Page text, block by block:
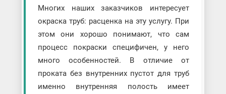
Многих наших заказчиков интересует
окраска труб: расценка на эту услугу. При
этом они хорошо понимают, что сам
процесс покраски специфичен, у него
много особенностей. В отличие от
проката без внутренних пустот для труб
именно внутренняя полость имеет